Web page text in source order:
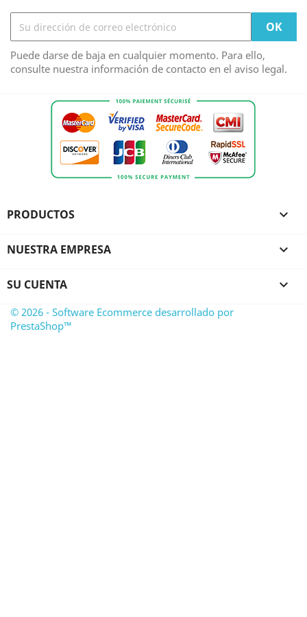
Puede darse de baja en cualquier momento. Para ello,
consulte nuestra información de contacto en el aviso legal.
PRODUCTOS 
NUESTRA EMPRESA 
SU CUENTA 
© 2026 - Software Ecommerce desarrollado por
PrestaShop™